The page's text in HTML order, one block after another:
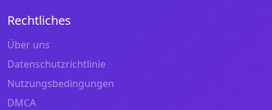
Rechtliches
Über uns
Datenschutzrichtlinie
Nutzungsbedingungen
DMCA